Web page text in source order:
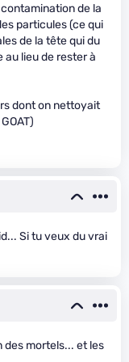
de la
particules (ce qui
de la tête qui du
lieu de rester à
dont on nettoyait
Si tu veux du vrai
des mortels... et les